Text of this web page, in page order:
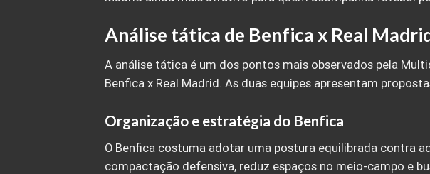
Análise tática de Benfica x Real
A análise tática é um dos pontos mais observados pela
Benfica x Real Madrid. As duas equipes apresentam
Organização e estratégia do Benfica
O Benfica costuma adotar uma postura equilibrada contra
compactação defensiva, reduz espaços no meio-campo e